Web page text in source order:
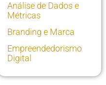
Análise de Dados e
Métricas
Branding e Marca
Empreendedorismo
Digital